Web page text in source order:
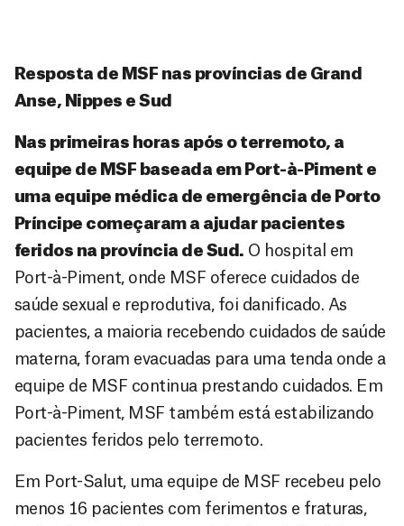
Resposta de MSF nas províncias de Grand
Anse, Nippes e Sud
Nas primeiras horas após o terremoto, a
equipe de MSF baseada em Port-à-Piment e
uma equipe médica de emergência de Porto
Príncipe começaram a ajudar pacientes
feridos na província de Sud. O hospital em
Port-à-Piment, onde MSF oferece cuidados de
saúde sexual e reprodutiva, foi danificado. As
pacientes, a maioria recebendo cuidados de saúde
materna, foram evacuadas para uma tenda onde a
equipe de MSF continua prestando cuidados. Em
Port-à-Piment, MSF também está estabilizando
pacientes feridos pelo terremoto.
Em Port-Salut, uma equipe de MSF recebeu pelo
menos 16 pacientes com ferimentos e fraturas,